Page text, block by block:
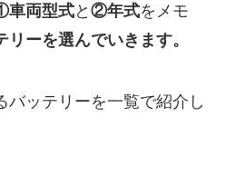
車両型式と ②年式をメモ
ーを選んでいきます。
バッテリーを一覧で紹介し